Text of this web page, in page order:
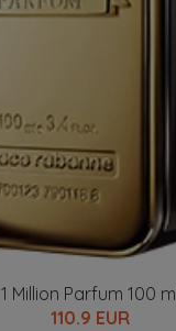
1 Million Parfum 100 ml
110.9 EUR